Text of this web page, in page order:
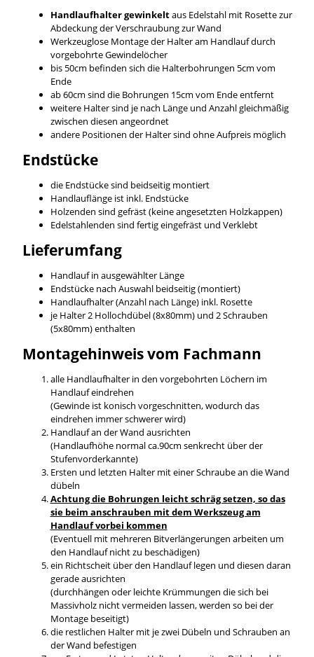
Handlaufhalter gewinkeltaus Edelstahl mit Rosette zur
Abdeckung der Verschraubung zur Wand
Werkzeuglose Montage der Halter am Handlauf durch
vorgebohrte Gewindelöcher
bis 50cm befinden sich die Halterbohrungen 5cm vom
Ende
ab 60cm sind die Bohrungen 15cm vom Ende entfernt
weitere Halter sind je nach Länge und Anzahl gleichmäßig
zwischen diesen angeordnet
andere Positionen der Halter sind ohne Aufpreis möglich
Endstücke
die Endstücke sind beidseitig montiert
Handlauflänge ist inkl. Endstücke
Holzenden sind gefräst (keine angesetzten Holzkappen)
Edelstahlenden sind fertig eingefräst und Verklebt
Lieferumfang
Handlauf in ausgewählter Länge
Endstücke nach Auswahl beidseitig (montiert)
Handlaufhalter (Anzahl nach Länge) inkl. Rosette
je Halter 2 Hollochdübel (8x80mm) und 2 Schrauben
(5x80mm) enthalten
Montagehinweis vom Fachmann
alle Handlaufhalter in den vorgebohrten Löchern im
Handlauf eindrehen
(Gewinde ist konisch vorgeschnitten, wodurch das
eindrehen immer schwerer wird)
Handlauf an der Wand ausrichten
(Handlaufhöhe normal ca.90cm senkrecht über der
Stufenvorderkannte)
Ersten und letzten Halter mit einer Schraube an die Wand
dübeln
Achtung die Bohrungen leicht schräg setzen, so das
sie beim anschrauben mit dem Werkszeug am
Handlauf vorbei kommen
(Eventuell mit mehreren Bitverlängerungen arbeiten um
den Handlauf nicht zu beschädigen)
ein Richtscheit über den Handlauf legen und diesen daran
gerade ausrichten
(durchhängen oder leichte Krümmungen die sich bei
Massivholz nicht vermeiden lassen, werden so bei der
Montage beseitigt)
die restlichen Halter mit je zwei Dübeln und Schrauben an
der Wand befestigen